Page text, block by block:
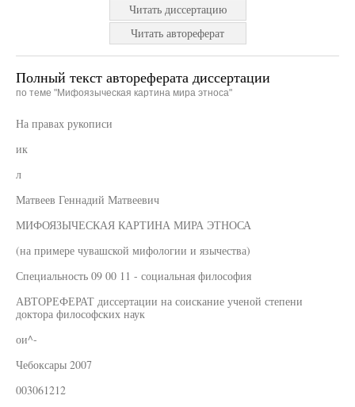
Читать диссертацию
Читать автореферат
Полный текст автореферата диссертации
по теме "Мифоязыческая картина мира этноса"
На правах рукописи
ик
л
Матвеев Геннадий Матвеевич
МИФОЯЗЫЧЕСКАЯ КАРТИНА МИРА ЭТНОСА
(на примере чувашской мифологии и язычества)
Специальность 09 00 11 - социальная философия
АВТОРЕФЕРАТ диссертации на соискание ученой степени
доктора философских наук
ои^-
Чебоксары 2007
003061212